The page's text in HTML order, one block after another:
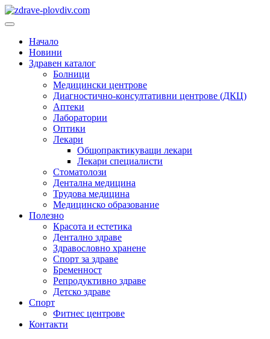
Преминете
към
Основно
Начало
Новини
Здравен каталог
Болници
Медицински центрове
Диагностично-консултативни центрове (ДКЦ)
Аптеки
Лаборатории
Оптики
Лекари
Общопрактикуващи лекари
Лекари специалисти
Стоматолози
Дентална медицина
Трудова медицина
Медицинско образование
Полезно
Красота и естетика
Дентално здраве
Здравословно хранене
Спорт за здраве
Бременност
Репродуктивно здраве
Детско здраве
Спорт
Фитнес центрове
Контакти